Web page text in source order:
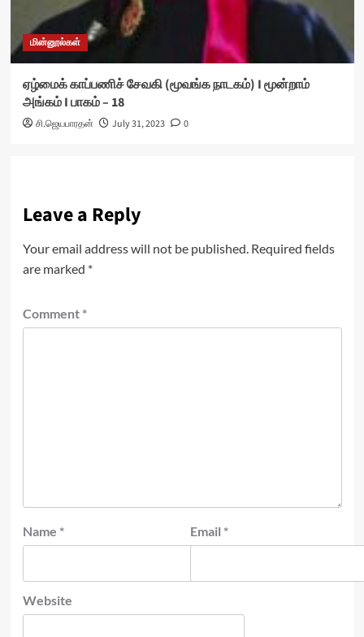
மின்னூல்கள்
ஏழ்மைக் காப்பணிச் சேவகி (மூவங்க நாடகம்) I மூன்றாம்
அங்கம் I பாகம் – 18
சி.ஜெயபாரதன் July 31, 2023 0
Leave a Reply
Your email address will not be published. Required fields
are marked *
Comment *
Name * Email *
Website